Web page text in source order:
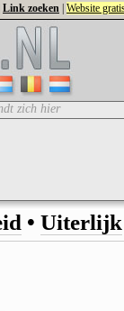
Link zoeken Website
zich hier
• Uiterlijk